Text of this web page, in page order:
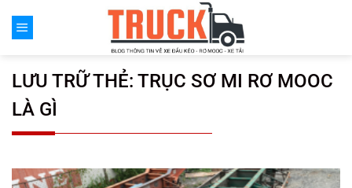
đến
LƯU TRỮ THẺ: TRỤC SƠ MI RƠ MOOC
LÀ GÌ